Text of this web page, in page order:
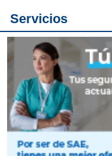
Servicios